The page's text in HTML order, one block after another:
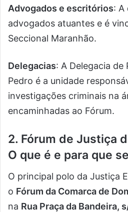
Advogados e escritórios: A
advogados atuantes e é
Seccional Maranhão.
Delegacias: A Delegacia de
Pedro é a unidade
investigações criminais na
encaminhadas ao Fórum.
2. Fórum de Justiça
O que é e para que
O principal polo da Justiça
o Fórum da Comarca de
na Rua Praça da Bandeira,